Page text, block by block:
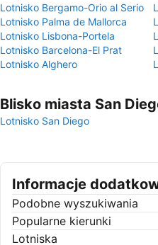
Lotnisko Bergamo-Orio al Serio
Lotnisko Palma de Mallorca
Lotnisko Lisbona-Portela
Lotnisko Barcelona-El Prat
Lotnisko Alghero
Blisko miasta San
Lotnisko San Diego
Informacje
Podobne wyszukiwania
Popularne kierunki
Lotniska